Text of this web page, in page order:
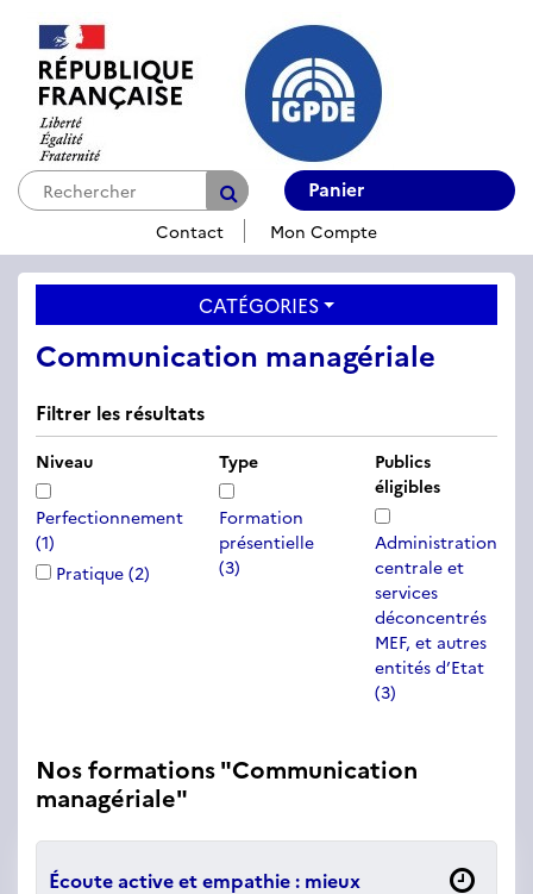
Contact Mon Compte
Panier
CATÉGORIES
Communication managériale
Filtrer les résultats
Niveau
Perfectionnement
(1)
Pratique (2)
Type
Formation
présentielle
(3)
Publics
éligibles
Administration
centrale et
services
déconcentrés
MEF, et autres
entités d’Etat
(3)
Nos formations "Communication
managériale"
Écoute active et empathie : mieux